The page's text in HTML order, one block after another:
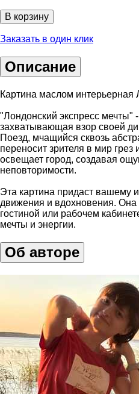
В корзину
Заказать в один клик
Описание
Картина маслом интерьерная
"Лондонский экспресс мечты"
захватывающая взор своей
Поезд, мчащийся сквозь
переносит зрителя в мир
освещает город, создавая
неповторимости.
Эта картина придаст вашему
движения и вдохновения. Она
гостиной или рабочем
мечты и энергии.
Об авторе